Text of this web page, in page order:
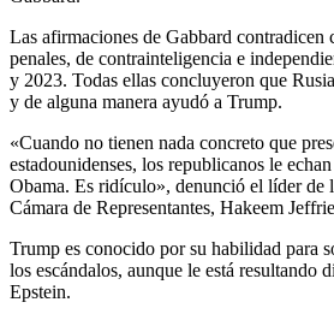
Las afirmaciones de Gabbard contradicen
penales, de contrainteligencia e
y 2023. Todas ellas concluyeron que
y de alguna manera ayudó a Trump.
«Cuando no tienen nada concreto que
estadounidenses, los republicanos le
Obama. Es ridículo», denunció el líder de
Cámara de Representantes, Hakeem
Trump es conocido por su habilidad para
los escándalos, aunque le está resultando
Epstein.